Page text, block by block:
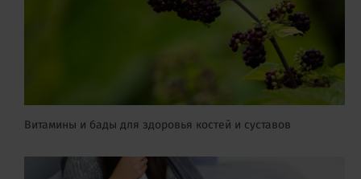
Витамины и бады для здоровья костей и суставов